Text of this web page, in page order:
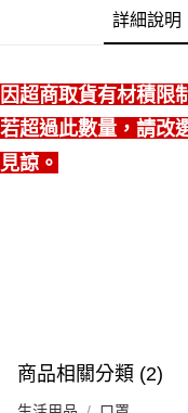
1.分期款項不併入電信帳單
2.透過簡訊連結打開帳單後
【注意事項】
1.本服務係由「台灣大哥大
買賣價金債權讓與本公司後
由本公司與您本人進行分
【「AFTEE先享後付」結帳
３．收到繳費通知簡訊後14
ATM／網路銀行／等多元
※ 請注意：結帳手續完成當
購買商品的店家。未經商家
後付繳納相關費用。
https://
１．透過由恩沛科技股份
https://aftee.tw/terms/#terms3
３．未成年的使用者請事
「AFTEE先享後付」，若未
每筆NT$65，滿NT$499(
每筆NT$65，滿
付款後7-11取貨
每筆NT$65，滿NT$799(
詳細說明
因超商取貨有材積限
若超過此數量，請改
見諒。
商品相關分類 (2)